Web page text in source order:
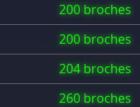
200 broches
200 broches
204 broches
260 broches